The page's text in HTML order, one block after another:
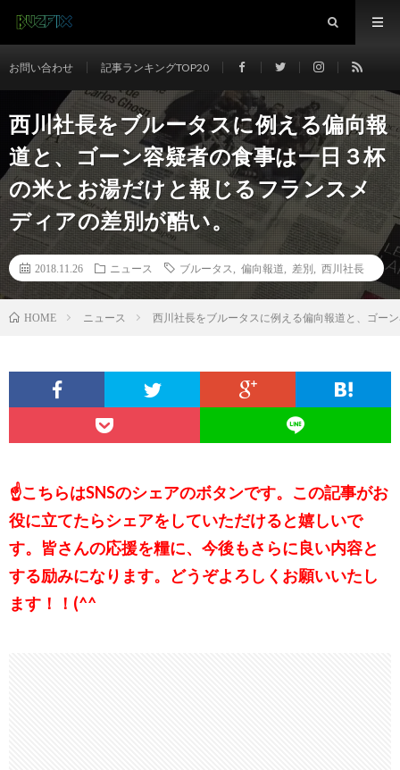
お問い合わせ 記事ランキングTOP20
西川社長をブルータスに例える偏向報
道と、ゴーン容疑者の食事は一日３杯
の米とお湯だけと報じるフランスメ
ディアの差別が酷い。
2018.11.26 ニュース ブルータス 偏向報道 差別 西川社長
HOME ニュース 西川社長をブルータスに例える偏向報道と、ゴー
☝こちらはSNSのシェアのボタンです。この記事がお
役に立てたらシェアをしていただけると嬉しいで
す。皆さんの応援を糧に、今後もさらに良い内容と
する励みになります。どうぞよろしくお願いいたし
ます！！(^^